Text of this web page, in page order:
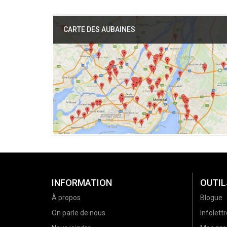
CARTE DES AUBAINES
INFORMATION
À propos
On parle de nous
Blogue